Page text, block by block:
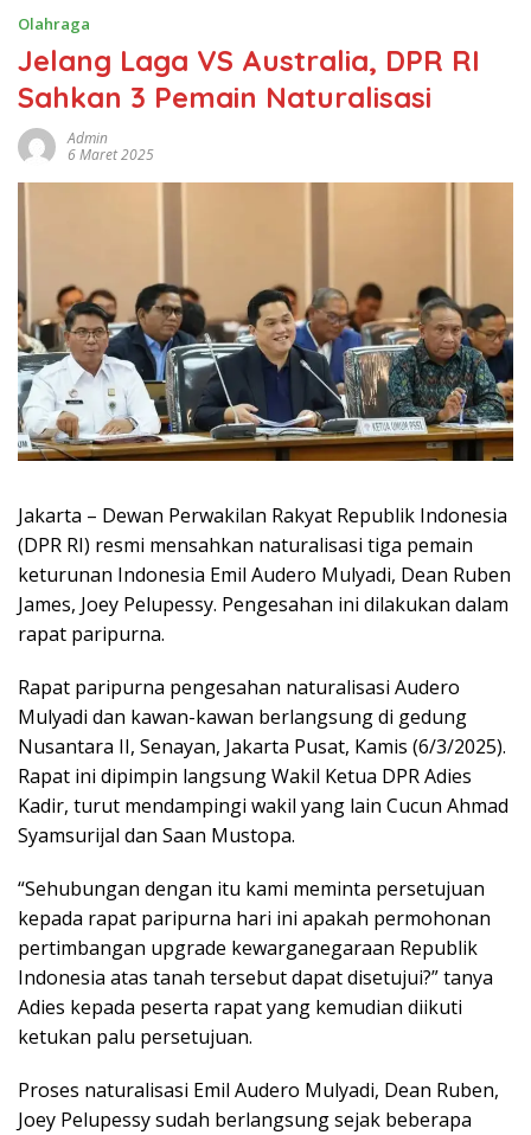
Olahraga
Jelang Laga VS Australia, DPR RI
Sahkan 3 Pemain Naturalisasi
Admin
6 Maret 2025
Jakarta – Dewan Perwakilan Rakyat Republik Indonesia
(DPR RI) resmi mensahkan naturalisasi tiga pemain
keturunan Indonesia Emil Audero Mulyadi, Dean Ruben
James, Joey Pelupessy. Pengesahan ini dilakukan dalam
rapat paripurna.
Rapat paripurna pengesahan naturalisasi Audero
Mulyadi dan kawan-kawan berlangsung di gedung
Nusantara II, Senayan, Jakarta Pusat, Kamis (6/3/2025).
Rapat ini dipimpin langsung Wakil Ketua DPR Adies
Kadir, turut mendampingi wakil yang lain Cucun Ahmad
Syamsurijal dan Saan Mustopa.
“Sehubungan dengan itu kami meminta persetujuan
kepada rapat paripurna hari ini apakah permohonan
pertimbangan upgrade kewarganegaraan Republik
Indonesia atas tanah tersebut dapat disetujui?” tanya
Adies kepada peserta rapat yang kemudian diikuti
ketukan palu persetujuan.
Proses naturalisasi Emil Audero Mulyadi, Dean Ruben,
Joey Pelupessy sudah berlangsung sejak beberapa